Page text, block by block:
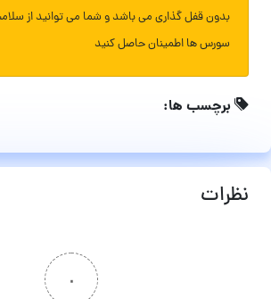
بدون قفل گذاری می باشد و شما می توانید از
سورس ها اطمینان حاصل کنید
برچسب ها:
نظرات
۰